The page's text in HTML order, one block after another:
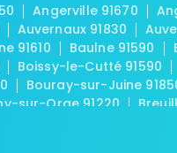
Angerville 91670
Auvernaux 91830
91610
Baulne 91590
Boissy-le-Cutté 91590
Bouray-sur-Juine
sur-Orge 91220